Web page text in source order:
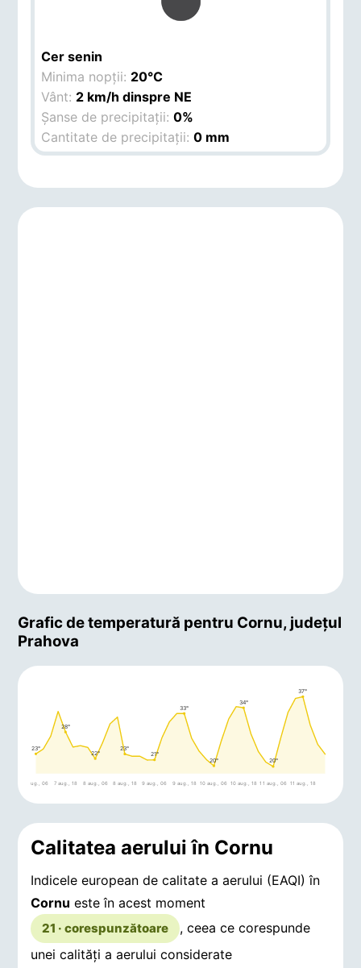
Cer senin
Minima nopții: 20°C
Vânt: 2 km/h dinspre NE
Șanse de precipitații:0%
Cantitate de precipitații:0 mm
Grafic de temperatură pentru Cornu, județul
Prahova
23°
7 aug., 06
28°
7 aug., 18
22°
8 aug., 06
23°
8 aug., 18
21°
9 aug., 06
33°
9 aug., 18
20°
10 aug., 06
34°
10 aug., 18
20°
11 aug., 06
37°
11 aug., 18
Calitatea aerului în Cornu
Indicele european de calitate a aerului (EAQI) în
Cornu este în acest moment
21 · corespunzătoare
, ceea ce corespunde
unei calități a aerului considerate